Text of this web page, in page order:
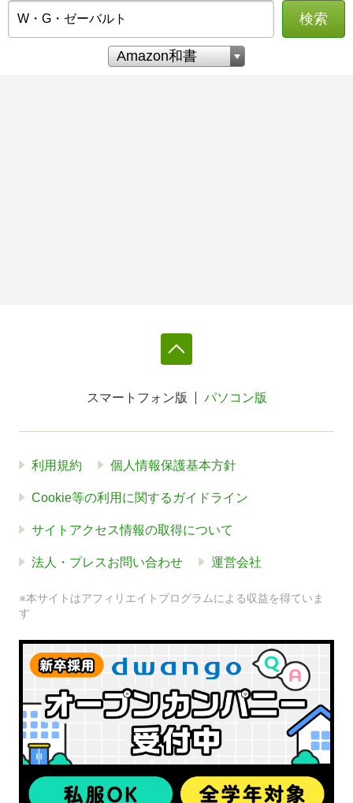
検索
スマートフォン版 パソコン版
利用規約 個人情報保護基本方針
Cookie等の利用に関するガイドライン
サイトアクセス情報の取得について
法人・プレスお問い合わせ 運営会社
※本サイトはアフィリエイトプログラムによる収益を得ていま
す